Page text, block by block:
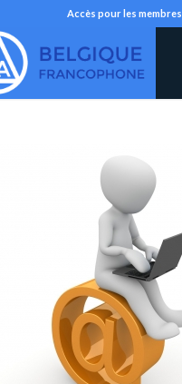
Accès pour les membres